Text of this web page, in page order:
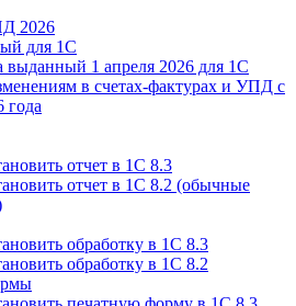
2026
для 1C
выданный 1 апреля 2026 для 1C
в счетах-фактурах и УПД с
года
отчет в 1С 8.3
отчет в 1С 8.2 (обычные
обработку в 1С 8.3
обработку в 1С 8.2